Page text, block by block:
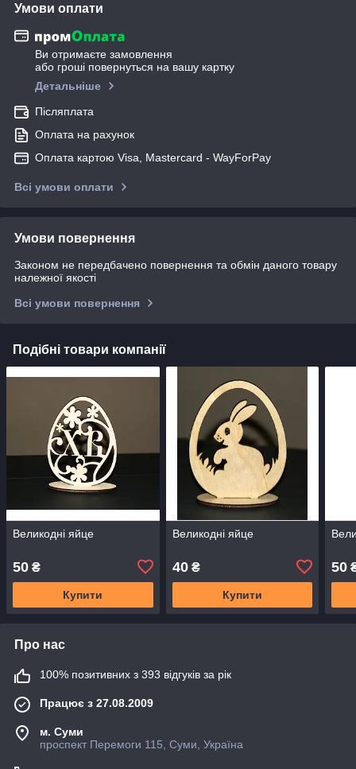
Умови оплати
Ви отримаєте замовлення
або гроші повернуться на вашу картку
Детальніше
Післяплата
Оплата на рахунок
Оплата картою Visa, Mastercard - WayForPay
Всі умови оплати
Умови повернення
Законом не передбачено повернення та обмін даного товару
належної якості
Всі умови повернення
Подібні товари компанії
Великодні яйце
50 ₴
Купити
Великодні яйце
40₴
Купити
50
Про нас
100% позитивних з 393 відгуків за рік
Працює з 27.08.2009
м. Суми
проспект Перемоги 115, Суми, Україна